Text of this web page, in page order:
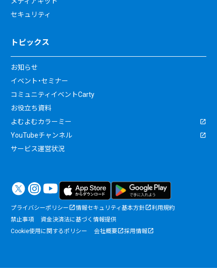
セキュリティ
トピックス
お知らせ
イベント・セミナー
コミュニティイベントCarty
お役立ち資料
よむよむカラーミー
YouTubeチャンネル
サービス運営状況
プライバシーポリシー 情報セキュリティ基本方針
利用規約
禁止事項
資金決済法に基づく情報提供
Cookie使用に関するポリシー
会社概要 採用情報